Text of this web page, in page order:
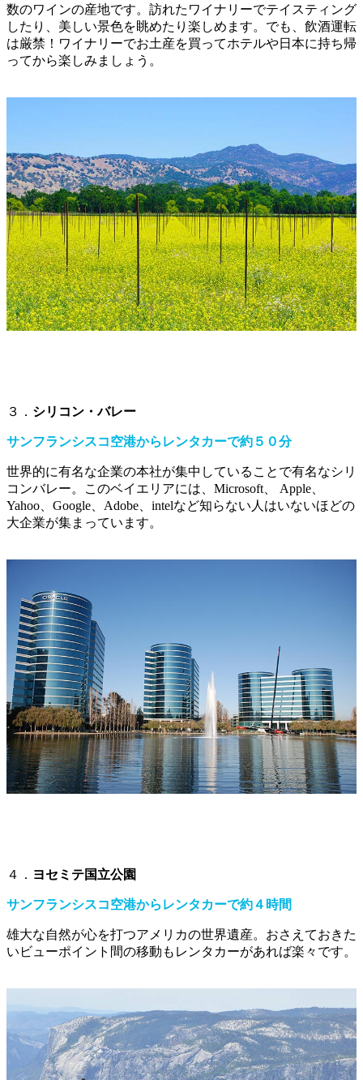
数のワインの産地です。訪れたワイナリーでテイスティング
したり、美しい景色を眺めたり楽しめます。でも、飲酒運転
は厳禁！ワイナリーでお土産を買ってホテルや日本に持ち帰
ってから楽しみましょう。
３． シリコン・バレー
サンフランシスコ空港からレンタカーで約５０分
世界的に有名な企業の本社が集中していることで有名なシリ
コンバレー。このベイエリアには、Microsoft、 Apple、
Yahoo、Google、Adobe、intelなど知らない人はいないほどの
大企業が集まっています。
４． ヨセミテ国立公園
サンフランシスコ空港からレンタカーで約４時間
雄大な自然が心を打つアメリカの世界遺産。おさえておきた
いビューポイント間の移動もレンタカーがあれば楽々です。